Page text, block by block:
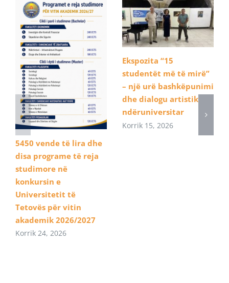
5450 vende të lira dhe
disa programe të reja
studimore në
konkursin e
Universitetit të
Tetovës për vitin
akademik 2026/2027
Korrik 24, 2026
Ekspozita “15
studentët më të mirë”
– një urë bashkëpunimi
dhe dialogu artistik
ndëruniversitar
Korrik 15, 2026